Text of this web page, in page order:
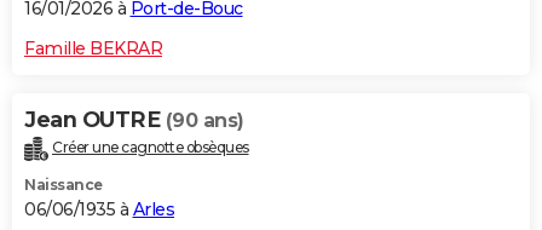
16/01/2026 à Port-de-Bouc
Famille BEKRAR
Jean OUTRE (90 ans)
Créer une cagnotte obsèques
Naissance
06/06/1935 à Arles